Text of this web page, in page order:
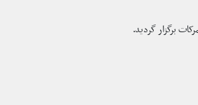
برگزار گردید.